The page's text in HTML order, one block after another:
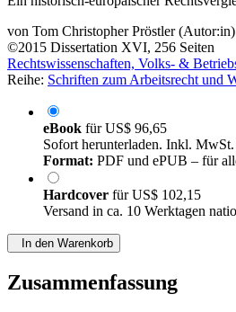
von Tom Christopher Pröstler (Autor:in)
©2015 Dissertation XVI, 256 Seiten
Rechtswissenschaften, Volks- &
Reihe: Schriften zum Arbeitsrecht und
eBook fürUS$ 96,65
Sofort herunterladen. Inkl. MwSt.
Format: PDF und ePUB – für
Hardcover fürUS$ 102,15
Versand in ca. 10 Werktagen
In den Warenkorb
Zusammenfassung